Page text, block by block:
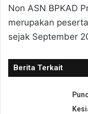
Non ASN BPKAD
merupakan
sejak September
Berita Terkait